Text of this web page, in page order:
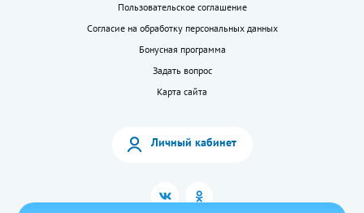
Пользовательское соглашение
Согласие на обработку персональных данных
Бонусная программа
Задать вопрос
Карта сайта
Личный кабинет